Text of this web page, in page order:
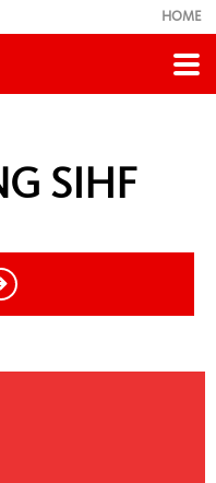
HOME
SIHF